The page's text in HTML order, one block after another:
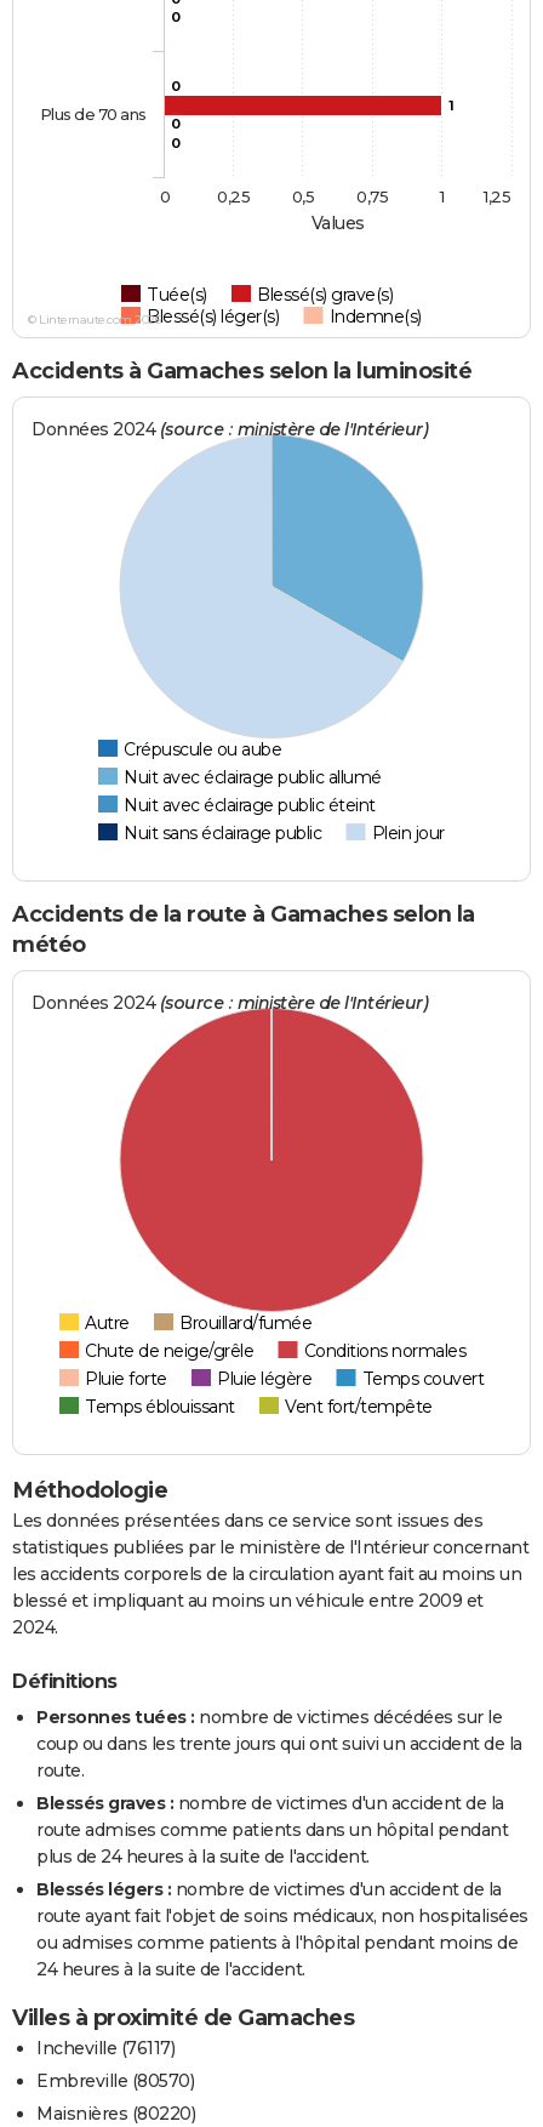
Values
0
1
0
0
0
Tuée(s)
Blessé(s) grave(s)
Blessé(s) léger(s)
Indemne(s)
Plus de 70 ans
0 1
0,25 0,5 0,75 1,25
© Linternaute.com 2026
Accidents à Gamaches selon la luminosité
Données 2024 (source : ministère de l'Intérieur)
Crépuscule ou aube
Nuit avec éclairage public allumé
Nuit avec éclairage public éteint
Nuit sans éclairage public
Plein jour
Accidents de la route à Gamaches selon la
météo
Données 2024 (source : ministère de l'Intérieur)
Autre
Brouillard/fumée
Chute de neige/grêle
Conditions normales
Pluie forte
Pluie légère
Temps couvert
Temps éblouissant
Vent fort/tempête
Méthodologie
Les données présentées dans ce service sont issues des
statistiques publiées par le ministère de l'Intérieur concernant
les accidents corporels de la circulation ayant fait au moins un
blessé et impliquant au moins un véhicule entre 2009 et
2024.
Définitions
Personnes tuées : nombre de victimes décédées sur le
coup ou dans les trente jours qui ont suivi un accident de la
route.
Blessés graves : nombre de victimes d'un accident de la
route admises comme patients dans un hôpital pendant
plus de 24 heures à la suite de l'accident.
Blessés légers : nombre de victimes d'un accident de la
route ayant fait l'objet de soins médicaux, non hospitalisées
ou admises comme patients à l'hôpital pendant moins de
24 heures à la suite de l'accident.
Villes à proximité de Gamaches
Incheville (76117)
Embreville (80570)
Maisnières (80220)